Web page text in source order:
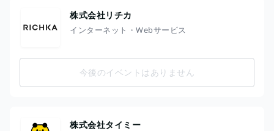
株式会社リチカ
インターネット・Webサービス
今後のイベントはありません
株式会社タイミー